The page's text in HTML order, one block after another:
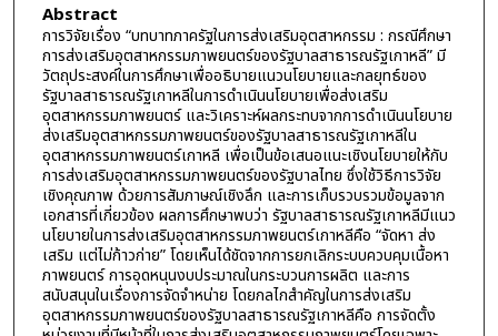
Abstract
การวิจัยเรื่อง “บทบาทภาครัฐในการส่งเสริมอุตสาหกรรม : กรณีศึกษา
การส่งเสริมอุตสาหกรรมภาพยนตร์ของรัฐบาลสาธารณรัฐเกาหลี” มี
วัตถุประสงค์ในการศึกษาเพื่ออธิบายแนวนโยบายและกลยุทธ์ของ
รัฐบาลสาธารณรัฐเกาหลีในการดำเนินนโยบายเพื่อส่งเสริม
อุตสาหกรรมภาพยนตร์ และวิเคราะห์ผลกระทบจากการดำเนินนโยบาย
ส่งเสริมอุตสาหกรรมภาพยนตร์ของรัฐบาลสาธารณรัฐเกาหลีใน
อุตสาหกรรมภาพยนตร์เกาหลี เพื่อเป็นข้อเสนอแนะเชิงนโยบายให้กับ
การส่งเสริมอุตสาหกรรมภาพยนตร์ของรัฐบาลไทย ซึ่งใช้วิธีการวิจัย
เชิงคุณภาพ ด้วยการสัมภาษณ์เชิงลึก และการเก็บรวบรวมข้อมูลจาก
เอกสารที่เกี่ยวข้อง ผลการศึกษาพบว่า รัฐบาลสาธารณรัฐเกาหลีมีแนว
นโยบายในการส่งเสริมอุตสาหกรรมภาพยนตร์เกาหลีคือ “จัดหา ส่ง
เสริม แต่ไม่ก้าวก่าย” โดยเห็นได้ชัดจากการยกเลิกระบบควบคุมเนื้อหา
ภาพยนตร์ การอุดหนุนงบประมาณในกระบวนการผลิต และการ
สนับสนุนในเรื่องการจัดจำหน่าย โดยกลไกสำคัญในการส่งเสริม
อุตสาหกรรมภาพยนตร์ของรัฐบาลสาธารณรัฐเกาหลีคือ การจัดตั้ง